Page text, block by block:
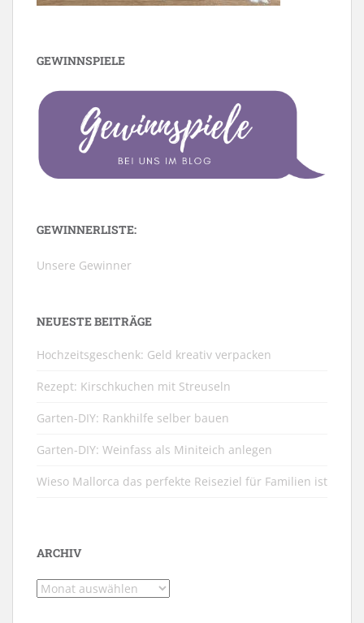
GEWINNSPIELE
GEWINNERLISTE:
Unsere Gewinner
NEUESTE BEITRÄGE
Hochzeitsgeschenk: Geld kreativ verpacken
Rezept: Kirschkuchen mit Streuseln
Garten-DIY: Rankhilfe selber bauen
Garten-DIY: Weinfass als Miniteich anlegen
Wieso Mallorca das perfekte Reiseziel für Familien ist
ARCHIV
Archiv